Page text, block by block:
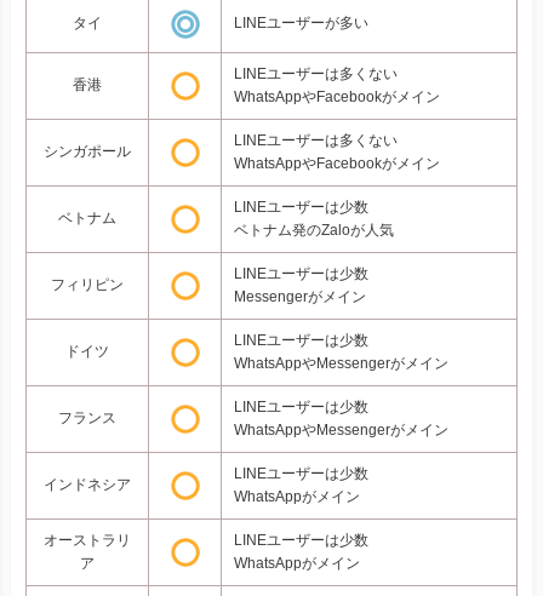
タイ LINEユーザーが多い
香港
LINEユーザーは多くない
WhatsAppやFacebookがメイン
シンガポール
LINEユーザーは多くない
WhatsAppやFacebookがメイン
ベトナム
LINEユーザーは少数
ベトナム発のZaloが人気
フィリピン
LINEユーザーは少数
Messengerがメイン
ドイツ
LINEユーザーは少数
WhatsAppやMessengerがメイン
フランス
LINEユーザーは少数
WhatsAppやMessengerがメイン
インドネシア
LINEユーザーは少数
WhatsAppがメイン
オーストラリ
ア
LINEユーザーは少数
WhatsAppがメイン